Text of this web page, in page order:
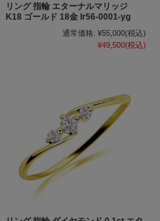
リング 指輪 エターナルマリッジ
K18 ゴールド 18金 lr56-0001-yg
通常価格: ¥55,000(税込)
¥49,500(税込)